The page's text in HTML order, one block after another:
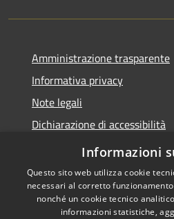
Amministrazione trasparente
Informativa privacy
Note legali
Dichiarazione di accessibilità
Statistiche WebInformazioni
Questo sito web utilizza cookie
necessari al corretto
nonché un cookie tecnico
informazioni statistiche,